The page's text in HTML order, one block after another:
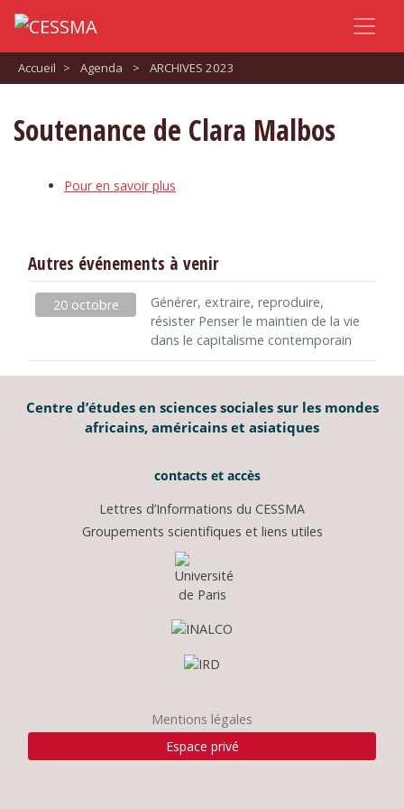
Accueil > Agenda > ARCHIVES 2023
Soutenance de Clara Malbos
Pour en savoir plus
Autres événements à venir
20 octobre
Générer, extraire, reproduire,
résister Penser le maintien de la vie
dans le capitalisme contemporain
Centre d’études en sciences sociales sur les mondes
africains, américains et asiatiques
contacts et accès
Lettres d’Informations du CESSMA
Groupements scientifiques et liens utiles
Mentions légales
Espace privé